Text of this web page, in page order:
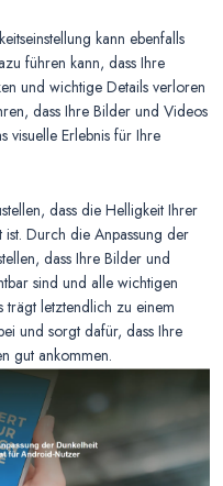
kann ebenfalls
führen kann, dass Ihre
und wichtige Details verloren
dass Ihre Bilder und Videos
visuelle Erlebnis für Ihre
dass die Helligkeit Ihrer
ist. Durch die Anpassung der
dass Ihre Bilder und
sind und alle wichtigen
trägt letztendlich zu einem
und sorgt dafür, dass Ihre
gut ankommen.